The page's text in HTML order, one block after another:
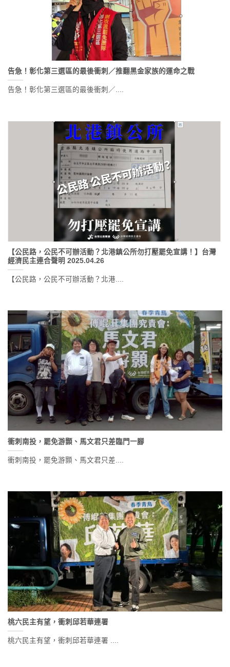
告急！彰化第三選區的最後衝刺／推翻黑金家族的運命之戰
告急！彰化第三選區的最後衝刺／....
【公民路，公民不可辦活動？北港鎮公所勿打壓罷免宣講！】台灣
經濟民主連合聲明 2025.04.26
【公民路，公民不可辦活動？北港....
衝刺南投，罷免游顥、馬文君只差臨門一腳
衝刺南投，罷免游顥、馬文君只差....
桃六民主有望，衝刺邱若華連署
桃六民主有望，衝刺邱若華連署 ....